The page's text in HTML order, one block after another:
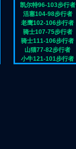
凯尔特96-103步行者
活塞104-98步行者
老鹰102-106步行者
骑士107-75步行者
骑士111-106步行者
山猫77-82步行者
小牛121-101步行者